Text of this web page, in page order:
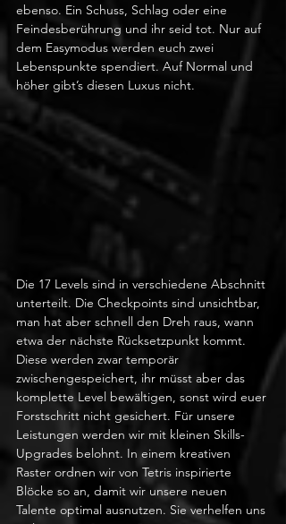
ebenso. Ein Schuss, Schlag oder eine
Feindesberührung und ihr seid tot. Nur auf
dem Easymodus werden euch zwei
Lebenspunkte spendiert. Auf Normal und
höher gibt’s diesen Luxus nicht.
Die 17 Levels sind in verschiedene Abschnitt
unterteilt. Die Checkpoints sind unsichtbar,
man hat aber schnell den Dreh raus, wann
etwa der nächste Rücksetzpunkt kommt.
Diese werden zwar temporär
zwischengespeichert, ihr müsst aber das
komplette Level bewältigen, sonst wird euer
Forstschritt nicht gesichert. Für unsere
Leistungen werden wir mit kleinen Skills-
Upgrades belohnt. In einem kreativen
Raster ordnen wir von Tetris inspirierte
Blöcke so an, damit wir unsere neuen
Talente optimal ausnutzen. Sie verhelfen uns